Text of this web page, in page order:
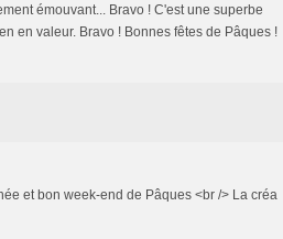
émouvant... Bravo ! C'est une superbe
en valeur. Bravo ! Bonnes fêtes de Pâques !
et bon week-end de Pâques <br /> La créa